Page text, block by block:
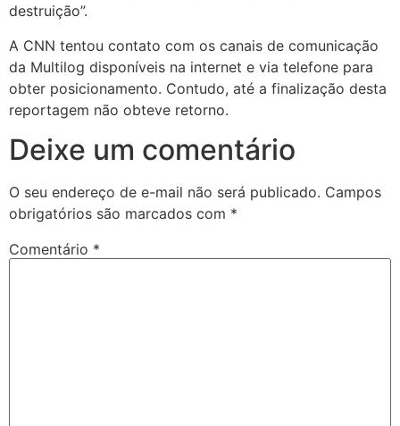
destruição”.
A CNN tentou contato com os canais de comunicação
da Multilog disponíveis na internet e via telefone para
obter posicionamento. Contudo, até a finalização desta
reportagem não obteve retorno.
Deixe um comentário
O seu endereço de e-mail não será publicado. Campos
obrigatórios são marcados com *
Comentário *